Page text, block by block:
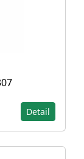
Detail